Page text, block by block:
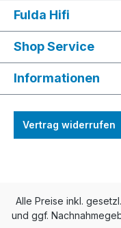
Fulda Hifi
Shop Service
Informationen
Vertrag widerrufen
Alle Preise inkl.
und ggf.